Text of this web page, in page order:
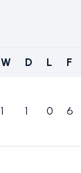
W D L F
1 1 0 6